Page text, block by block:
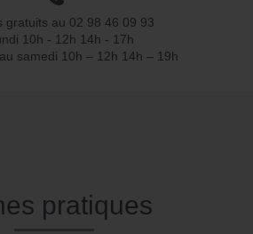
gratuits au 02 98 46 09 93
10h - 12h 14h - 17h
samedi 10h – 12h 14h – 19h
pratiques